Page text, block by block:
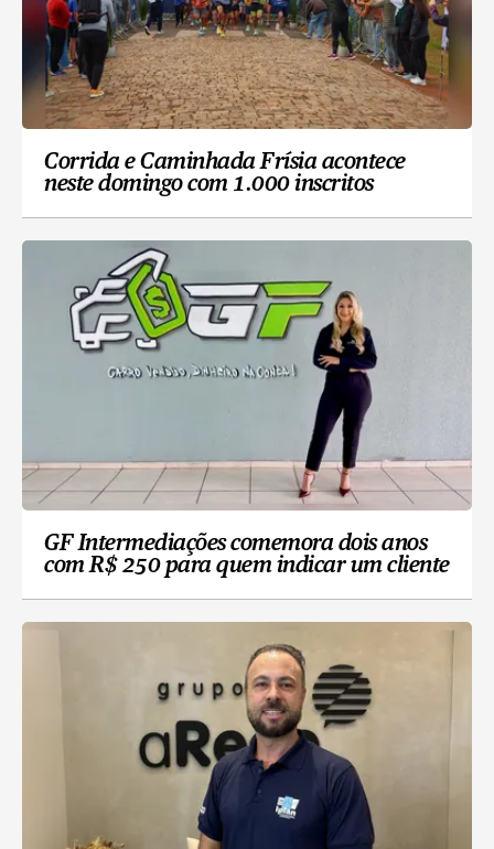
Corrida e Caminhada Frísia acontece
neste domingo com 1.000 inscritos
GF Intermediações comemora dois anos
com R$ 250 para quem indicar um cliente